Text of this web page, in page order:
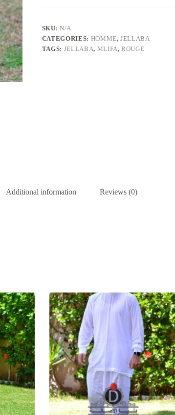
SKU:N/A
CATEGORIES: HOMME,JELLABA
TAGS: JELLABA, MLIFA,ROUGE
Additional information Reviews (0)